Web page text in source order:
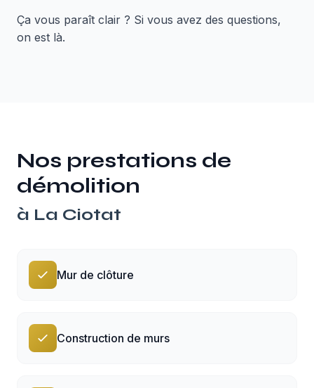
Ça vous paraît clair ? Si vous avez des questions,
on est là.
Nos prestations de
démolition
à La Ciotat
Mur de clôture
Construction de murs